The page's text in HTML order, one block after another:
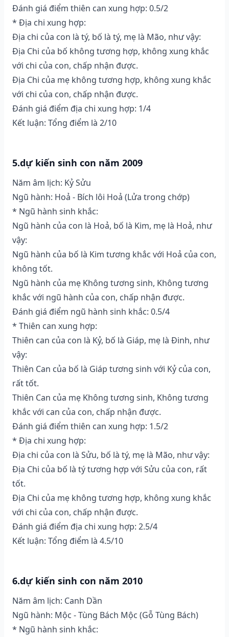
Đánh giá điểm thiên can xung hợp: 0.5/2
* Địa chi xung hợp:
Địa chi của con là tý, bố là tý, mẹ là Mão, như vậy:
Địa Chi của bố không tương hợp, không xung khắc
với chi của con, chấp nhận được.
Địa Chi của mẹ không tương hợp, không xung khắc
với chi của con, chấp nhận được.
Đánh giá điểm địa chi xung hợp: 1/4
Kết luận: Tổng điểm là 2/10
5.dự kiến sinh con năm 2009
Năm âm lịch: Kỷ Sửu
Ngũ hành: Hoả - Bích lôi Hoả (Lửa trong chớp)
* Ngũ hành sinh khắc:
Ngũ hành của con là Hoả, bố là Kim, mẹ là Hoả, như
vậy:
Ngũ hành của bố là Kim tương khắc với Hoả của con,
không tốt.
Ngũ hành của mẹ Không tương sinh, Không tương
khắc với ngũ hành của con, chấp nhận được.
Đánh giá điểm ngũ hành sinh khắc: 0.5/4
* Thiên can xung hợp:
Thiên can của con là Kỷ, bố là Giáp, mẹ là Đinh, như
vậy:
Thiên Can của bố là Giáp tương sinh với Kỷ của con,
rất tốt.
Thiên Can của mẹ Không tương sinh, Không tương
khắc với can của con, chấp nhận được.
Đánh giá điểm thiên can xung hợp: 1.5/2
* Địa chi xung hợp:
Địa chi của con là Sửu, bố là tý, mẹ là Mão, như vậy:
Địa Chi của bố là tý tương hợp với Sửu của con, rất
tốt.
Địa Chi của mẹ không tương hợp, không xung khắc
với chi của con, chấp nhận được.
Đánh giá điểm địa chi xung hợp: 2.5/4
Kết luận: Tổng điểm là 4.5/10
6.dự kiến sinh con năm 2010
Năm âm lịch: Canh Dần
Ngũ hành: Mộc - Tùng Bách Mộc (Gỗ Tùng Bách)
* Ngũ hành sinh khắc: